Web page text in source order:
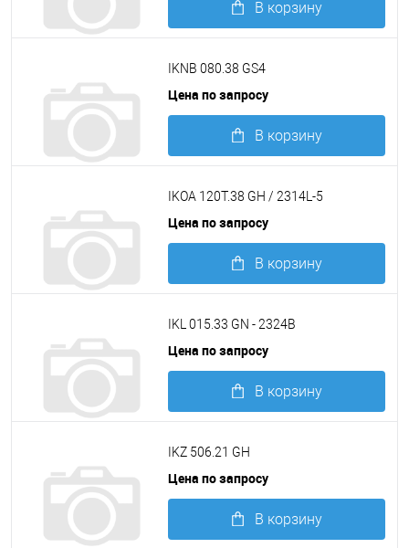
В корзину
IKNB 080.38 GS4
Цена по запросу
В корзину
IKOA 120T.38 GH / 2314L-5
Цена по запросу
В корзину
IKL 015.33 GN - 2324B
Цена по запросу
В корзину
IKZ 506.21 GH
Цена по запросу
В корзину